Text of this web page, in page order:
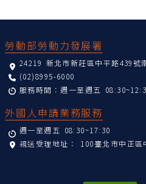
勞動部勞動力發展署
24219 新北市新莊區中平路439號
(02)8995-6000
服務時間：週一至週五
外國人申請業務服務
週一至週五 08:30~17:30
親送受理地址： 100臺北市中正